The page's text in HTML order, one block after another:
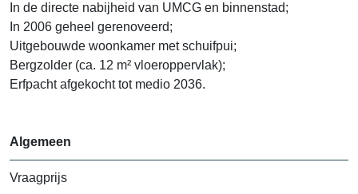
In de directe nabijheid van UMCG en binnenstad;
In 2006 geheel gerenoveerd;
Uitgebouwde woonkamer met schuifpui;
Bergzolder (ca. 12 m² vloeroppervlak);
Erfpacht afgekocht tot medio 2036.
Algemeen
Vraagprijs